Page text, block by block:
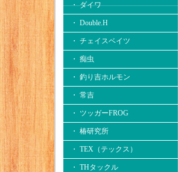
・ ダイワ
・ Double.H
・ チェイスベイツ
・ 痴虫
・ 釣り吉ホルモン
・ 常吉
・ ツッガーFROG
・ 椿研究所
・ TEX（テックス）
・ THタックル